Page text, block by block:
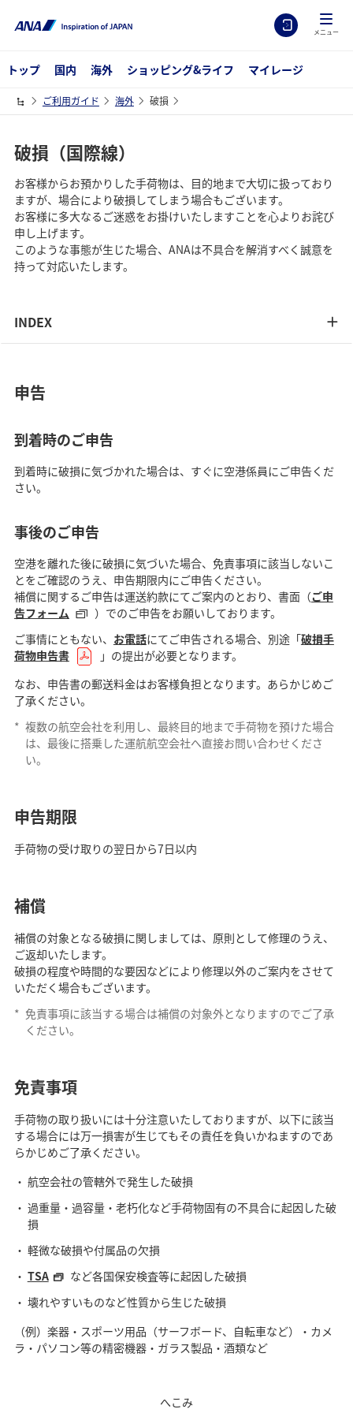
メニュー
トップ 国内 海外 ショッピング&ライフ マイレージ
ご利用ガイド 海外 破損
破損（国際線）
お客様からお預かりした手荷物は、目的地まで大切に扱っており
ますが、場合により破損してしまう場合もございます。
お客様に多大なるご迷惑をお掛けいたしますことを心よりお詫び
申し上げます。
このような事態が生じた場合、ANAは不具合を解消すべく誠意を
持って対応いたします。
INDEX
申告
到着時のご申告
到着時に破損に気づかれた場合は、すぐに空港係員にご申告くだ
さい。
事後のご申告
空港を離れた後に破損に気づいた場合、免責事項に該当しないこ
とをご確認のうえ、申告期限内にご申告ください。
補償に関するご申告は運送約款にてご案内のとおり、書面（ご申
告フォーム
）でのご申告をお願いしております。
ご事情にともない、 お電話にてご申告される場合、別途「破損手
荷物申告書
」の提出が必要となります。
なお、申告書の郵送料金はお客様負担となります。あらかじめご
了承ください。
* 複数の航空会社を利用し、最終目的地まで手荷物を預けた場合
は、最後に搭乗した運航航空会社へ直接お問い合わせくださ
い。
申告期限
手荷物の受け取りの翌日から7日以内
補償
補償の対象となる破損に関しましては、原則として修理のうえ、
ご返却いたします。
破損の程度や時間的な要因などにより修理以外のご案内をさせて
いただく場合もございます。
* 免責事項に該当する場合は補償の対象外となりますのでご了承
ください。
免責事項
手荷物の取り扱いには十分注意いたしておりますが、以下に該当
する場合には万一損害が生じてもその責任を負いかねますのであ
らかじめご了承ください。
航空会社の管轄外で発生した破損
過重量・過容量・老朽化など手荷物固有の不具合に起因した破
損
軽微な破損や付属品の欠損
TSA
など各国保安検査等に起因した破損
壊れやすいものなど性質から生じた破損
（例）楽器・スポーツ用品（サーフボード、自転車など）・カメ
ラ・パソコン等の精密機器・ガラス製品・酒類など
へこみ